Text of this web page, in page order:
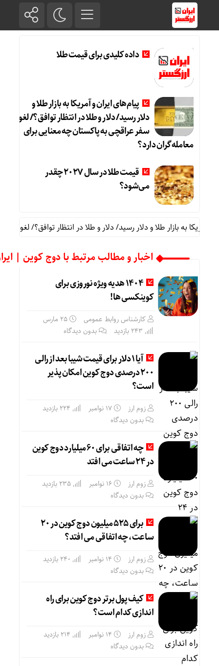
داده کلیدی برای قیمت طلا
پیام‌های ایران و آمریکا به بازار طلا و
دلار رسید/ دلار و طلا در انتظار توافق؟/ لغو
سفر عراقچی به پاکستان چه معنایی برای
معامله‌گران دارد؟
قیمت طلا در سال 2027 چقدر
می‌شود؟
آمریکا به بازار طلا و دلار رسید/ دلار و طلا در انتظار توافق؟/ لغو سفر
اخبار و مطالب مرتبط با دوج کوین |
1404 هدیه ویژه نوروزی برای
کوینکسی ها!
کارشناس روابط عمومی
25 مارس
بدون دیدگاه
آیا ۱ دلار برای قیمت شیبا بعد از رالی
۲۰۰ درصدی دوج کوین امکان پذیر
است؟
زوم ارز 17 نوامبر
بدون دیدگاه
چه اتفاقی برای ۶۰ میلیارد دوج کوین
در ۲۴ ساعت می افتد
زوم ارز 16 نوامبر
بدون دیدگاه
برای ۵۲۵ میلیون دوج کوین در ۲۰
ساعت، چه اتفاقی می افتد؟
زوم ارز 14 نوامبر
بدون دیدگاه
کیف پول برتر دوج کوین برای راه
اندازی کدام است؟
زوم ارز 14 نوامبر
بدون دیدگاه